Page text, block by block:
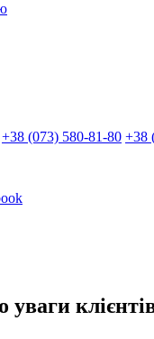
+38 (073) 580-81-80 +38
уваги